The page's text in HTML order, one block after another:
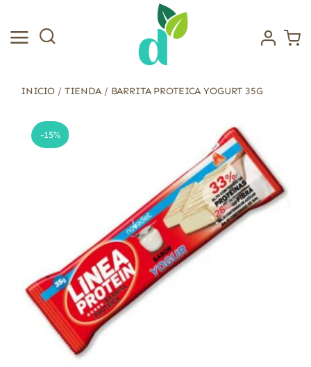
contenido
INICIO / TIENDA/ BARRITA PROTEICA YOGURT 35G
-15%